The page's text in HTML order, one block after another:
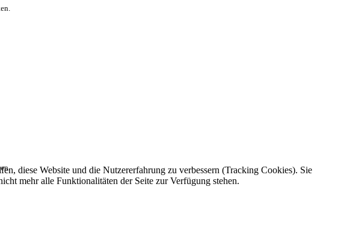
diese Website und die Nutzererfahrung zu verbessern (Tracking Cookies). Sie
mehr alle Funktionalitäten der Seite zur Verfügung stehen.